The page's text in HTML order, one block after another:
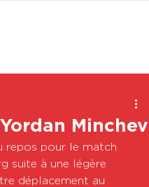
Minchev
repos pour le match
suite à une légère
déplacement au